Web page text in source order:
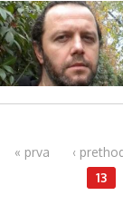
« prva ‹
13